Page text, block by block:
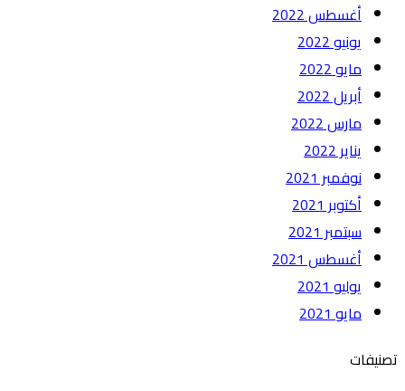
أغسطس 2022
يونيو 2022
مايو 2022
أبريل 2022
مارس 2022
يناير 2022
نوفمبر 2021
أكتوبر 2021
سبتمبر 2021
أغسطس 2021
يوليو 2021
مايو 2021
تصنيفات